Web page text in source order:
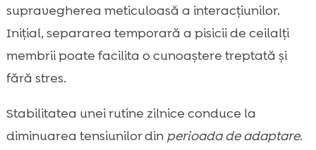
supravegherea meticuloasă a interacțiunilor.
Inițial, separarea temporară a pisicii de ceilalți
membrii poate facilita o cunoaștere treptată și
fără stres.
Stabilitatea unei rutine zilnice conduce la
diminuarea tensiunilor din perioada de adaptare.